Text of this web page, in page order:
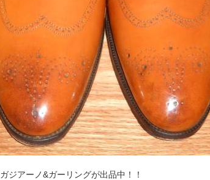
ジアーノ&ガーリングが出品中！！